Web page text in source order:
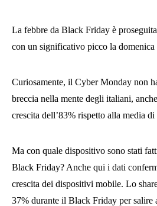
La febbre da Black Friday è
con un significativo picco la domenica
Curiosamente, il Cyber Monday non
breccia nella mente degli italiani,
crescita dell’83% rispetto alla media
Ma con quale dispositivo sono stati
Black Friday? Anche qui i dati
crescita dei dispositivi mobile. Lo
37% durante il Black Friday per salire